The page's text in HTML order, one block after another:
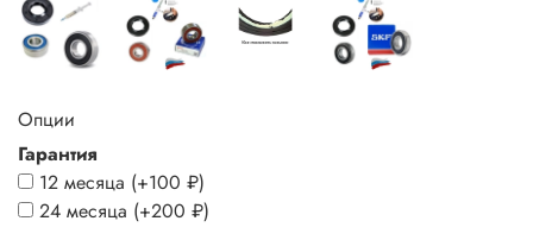
Опции
Гарантия
12 месяца (+100 ₽)
24 месяца (+200 ₽)